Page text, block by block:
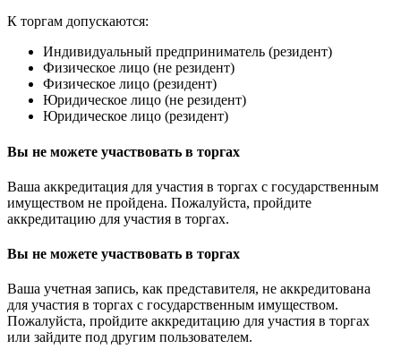
К торгам допускаются:
Индивидуальный предприниматель (резидент)
Физическое лицо (не резидент)
Физическое лицо (резидент)
Юридическое лицо (не резидент)
Юридическое лицо (резидент)
Вы не можете участвовать в торгах
Ваша аккредитация для участия в торгах с государственным
имуществом не пройдена. Пожалуйста, пройдите
аккредитацию для участия в торгах.
Вы не можете участвовать в торгах
Ваша учетная запись, как представителя, не аккредитована
для участия в торгах с государственным имуществом.
Пожалуйста, пройдите аккредитацию для участия в торгах
или зайдите под другим пользователем.